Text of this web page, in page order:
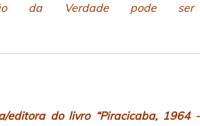
da Verdade pode ser
editora do livro “Piracicaba, 1964